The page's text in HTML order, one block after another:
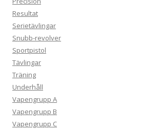
Resultat
Serietävlingar
Snubb-revolver
Sportpistol
Tävlingar
Träning
Underhåll
Vapengrupp A
Vapengrupp B
Vapengrupp C